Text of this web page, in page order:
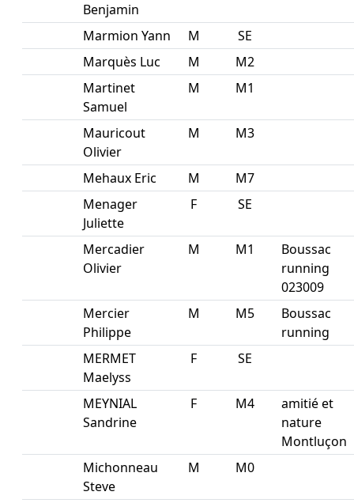
Benjamin
Marmion Yann M
SE
Marquès Luc
M
M2
Martinet
Samuel
M M1
Mauricout
Olivier
M M3
Mehaux Eric M
M7
Menager
Juliette
F SE
Mercadier
Olivier
M M1
Boussac
running
023009
Mercier
Philippe
M M5
Boussac
running
MERMET
Maelyss
F SE
MEYNIAL
Sandrine
F M4
amitié et
nature
Montluçon
Michonneau
Steve
M M0